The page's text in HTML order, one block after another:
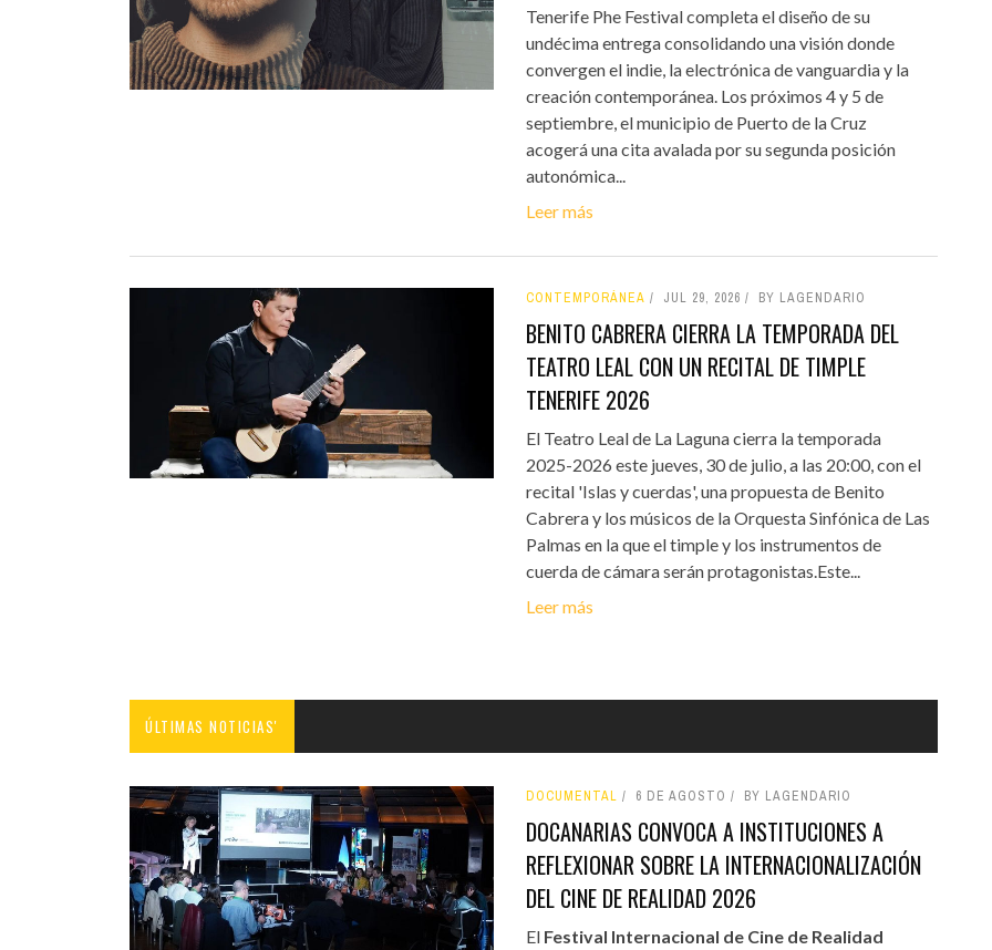
Tenerife Phe Festival completa el diseño de su
undécima entrega consolidando una visión donde
convergen el indie, la electrónica de vanguardia y la
creación contemporánea. Los próximos 4 y 5 de
septiembre, el municipio de Puerto de la Cruz
acogerá una cita avalada por su segunda posición
autonómica...
Leer más
CONTEMPORÁNEA JUL 29, 2026 BY LAGENDARIO
BENITO CABRERA CIERRA LA TEMPORADA DEL
TEATRO LEAL CON UN RECITAL DE TIMPLE
TENERIFE 2026
El Teatro Leal de La Laguna cierra la temporada
2025-2026 este jueves, 30 de julio, a las 20:00, con el
recital 'Islas y cuerdas', una propuesta de Benito
Cabrera y los músicos de la Orquesta Sinfónica de Las
Palmas en la que el timple y los instrumentos de
cuerda de cámara serán protagonistas.Este...
Leer más
ÚLTIMAS NOTICIAS'
DOCUMENTAL 6 DE AGOSTO BY LAGENDARIO
DOCANARIAS CONVOCA A INSTITUCIONES A
REFLEXIONAR SOBRE LA INTERNACIONALIZACIÓN
DEL CINE DE REALIDAD 2026
El Festival Internacional de Cine de Realidad